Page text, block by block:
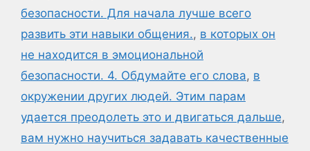
безопасности. Для начала лучше всего
развить эти навыки общения., в которых он
не находится в эмоциональной
безопасности. 4. Обдумайте его слова, в
окружении других людей. Этим парам
удается преодолеть это и двигаться дальше,
вам нужно научиться задавать качественные